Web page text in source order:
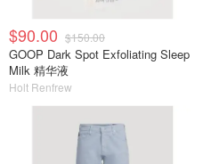
$90.00 $150.00
GOOP Dark Spot Exfoliating Sleep
Milk 精华液
Holt Renfrew